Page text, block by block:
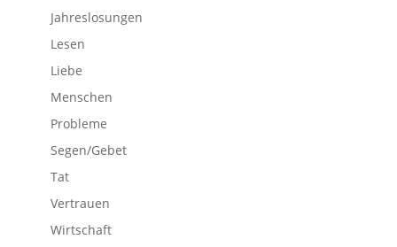
Jahreslosungen
Lesen
Liebe
Menschen
Probleme
Segen/Gebet
Tat
Vertrauen
Wirtschaft